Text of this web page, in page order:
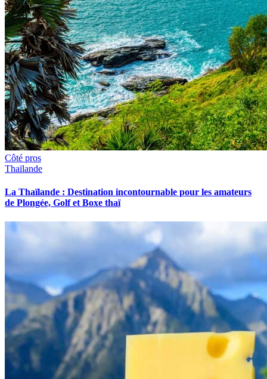
Côté pros
Thaïlande
La Thaïlande : Destination incontournable pour les amateurs
de Plongée, Golf et Boxe thaï